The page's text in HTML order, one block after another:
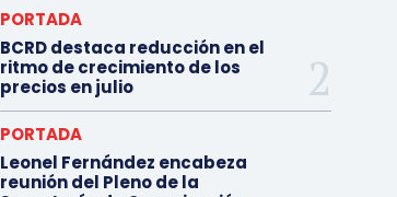
PORTADA
BCRD destaca reducción en el
ritmo de crecimiento de los
precios en julio
PORTADA
Leonel Fernández encabeza
reunión del Pleno de la